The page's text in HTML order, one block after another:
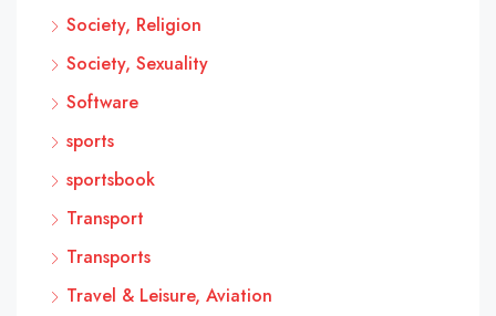
Society, Religion
Society, Sexuality
Software
sports
sportsbook
Transport
Transports
Travel & Leisure, Aviation